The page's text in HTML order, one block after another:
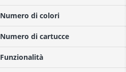
Numero di colori
Numero di cartucce
Funzionalità